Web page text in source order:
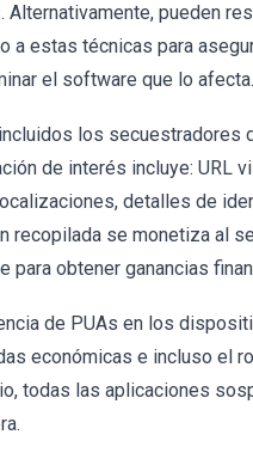
Alternativamente, pueden
a estas técnicas para
el software que lo afecta.
los secuestradores
de interés incluye: URL
detalles de
recopilada se monetiza al
para obtener ganancias
de PUAs en los
económicas e incluso el
todas las aplicaciones